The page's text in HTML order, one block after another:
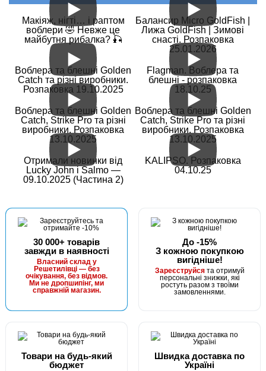
Макіяж, нігті… і раптом
воблери 🤣 Невже це
майбутня рибалка? 🎣
Балансир Micro GoldFish |
Лижа GoldFish | Зимові
снасті. Розпаковка
25.01.2026
Воблера та блешні Golden
Catch та різні виробники.
Розпаковка 19.10.2025
Flagman. Воблера та
блешні - розпаковка
18.10.25
Воблера та блешні Golden
Catch, Strike Pro та різні
виробники. Розпаковка
13.10.2025
Воблера та блешні Golden
Catch, Strike Pro та різні
виробники. Розпаковка
13.10.2025
Отримали новинки від
Lucky John і Salmo —
09.10.2025 (Частина 2)
KALIPSO. Розпаковка
04.10.25
30 000+ товарів
завжди в наявності
Власний склад у
Решетилівці — без
очікування, без відмов.
Ми не дропшипінг, ми
справжній магазин.
До -15%
З кожною покупкою
вигідніше!
Зареєструйсята отримуй
персональні знижки, які
ростуть разом з твоїми
замовленнями.
Товари на будь-який
бюджет
Швидка доставка по
Україні